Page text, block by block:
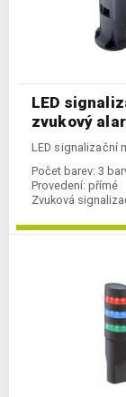
LED
zvukový
LED signalizační
Počet barev: 3
Provedení: přímé
Zvuková